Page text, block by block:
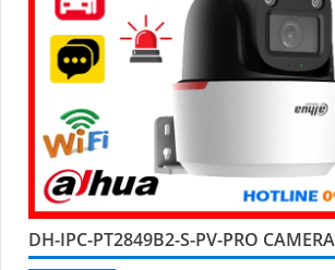
DH-IPC-PT2849B2-S-PV-PRO